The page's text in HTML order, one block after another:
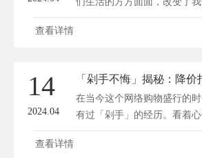
消...
查看详情
14
2024.04
在当今这个网络购物盛行的
有过「剁手」的经历。看着心
查看详情